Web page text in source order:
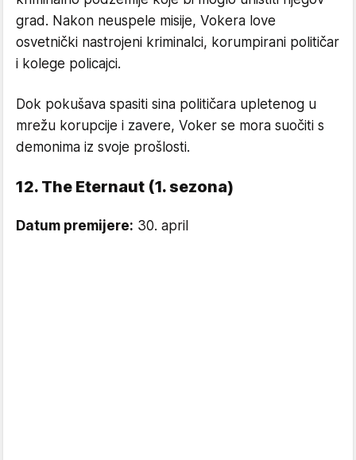
grad. Nakon neuspele misije, Vokera love
osvetnički nastrojeni kriminalci, korumpirani političar
i kolege policajci.
Dok pokušava spasiti sina političara upletenog u
mrežu korupcije i zavere, Voker se mora suočiti s
demonima iz svoje prošlosti.
12. The Eternaut (1. sezona)
Datum premijere: 30. april